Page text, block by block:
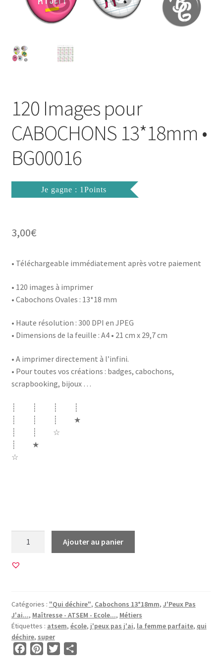
Mon compte
Politique de Confidentialité
Validation de la commande
120 Images pour
CABOCHONS 13*18mm •
BG00016
Je gagne : 1Points
3,00€
• Téléchargeable immédiatement après votre paiement
• 120 images à imprimer
• Cabochons Ovales : 13*18 mm
• Haute résolution : 300 DPI en JPEG
• Dimensions de la feuille : A4 • 21 cm x 29,7 cm
• A imprimer directement à l’infini.
• Pour toutes vos créations : badges, cabochons,
scrapbooking, bijoux …
┊ ┊ ┊ ┊
┊ ┊ ┊ ★
┊ ┊ ☆
┊ ★
☆
120
13*18mm
•
BG00016
Ajouter au panier
Catégories : "Qui déchire", Cabochons 13*18mm, J'Peux Pas
J'ai..., Maîtresse - ATSEM - Ecole..., Métiers
Étiquettes : atsem, école, j'peux pas j'ai, la femme parfaite, qui
déchire, super